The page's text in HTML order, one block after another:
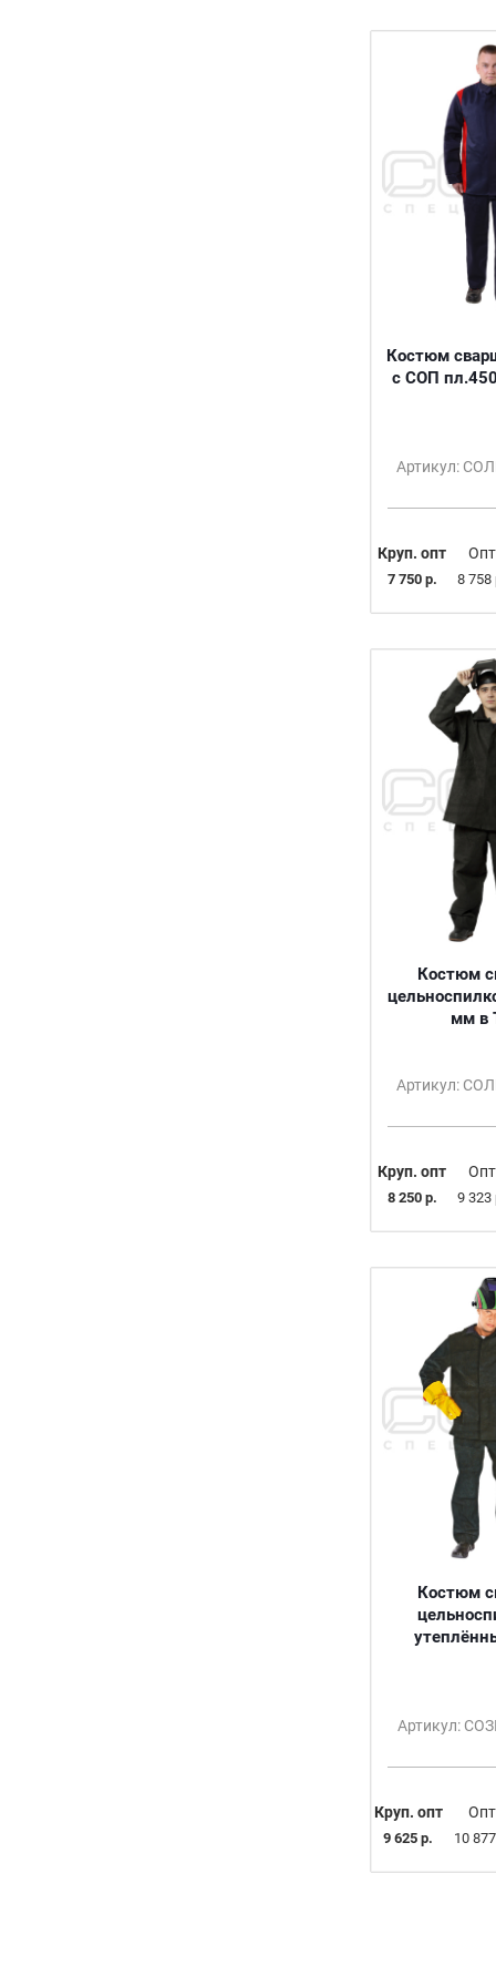
Костюм
с СОП
Артикул:
Круп. опт
7 750 р.
Опт
8 758
Костюм
мм в
Артикул:
Круп. опт
8 250 р.
Опт
9 323
Костюм
Артикул:
Круп. опт
9 625 р.
Опт
10